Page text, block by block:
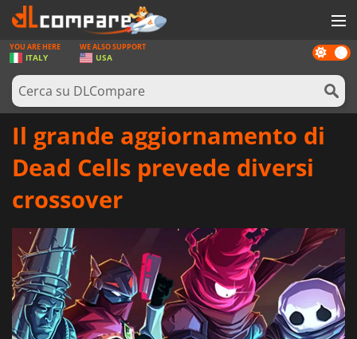
GIOCHI
PREPAGATE
SOFTWARE
REWARDS
ACCEDI O REGISTRATI
Dark
mode
YOU ARE HERE
ITALY
WE ALSO SUPPORT
USA
Il grande aggiornamento di
Dead Cells prevede diversi
crossover